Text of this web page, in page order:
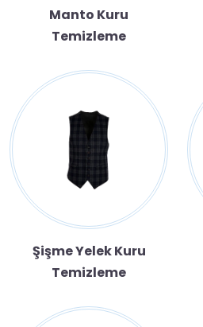
Manto Kuru
Temizleme
Şişme Yelek Kuru
Temizleme